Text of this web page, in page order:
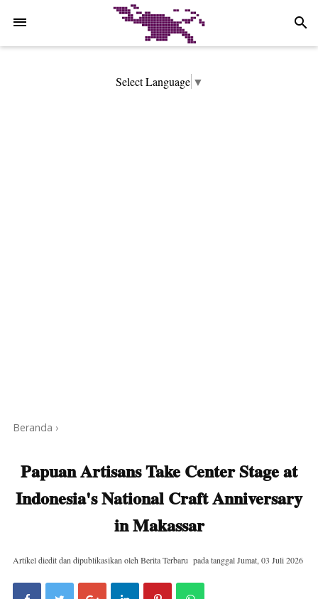
search
Select Language ▼
Beranda ›
Papuan Artisans Take Center Stage at
Indonesia's National Craft Anniversary
in Makassar
Artikel diedit dan dipublikasikan oleh Berita Terbaru pada tanggalJumat, 03 Juli 2026